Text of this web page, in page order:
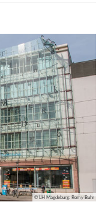
© LH Magdeburg: Romy Buhr